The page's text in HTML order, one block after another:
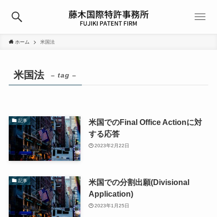
ホーム 米国法
米国法 – tag –
記事
米国でのFinal Office Actionに対
する応答
2023年2月22日
記事
米国での分割出願(Divisional
Application)
2023年1月25日